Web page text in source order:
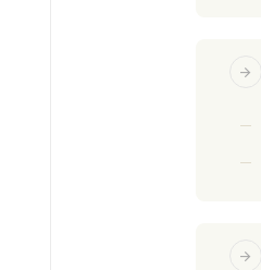
arrow_forward
arrow_forward